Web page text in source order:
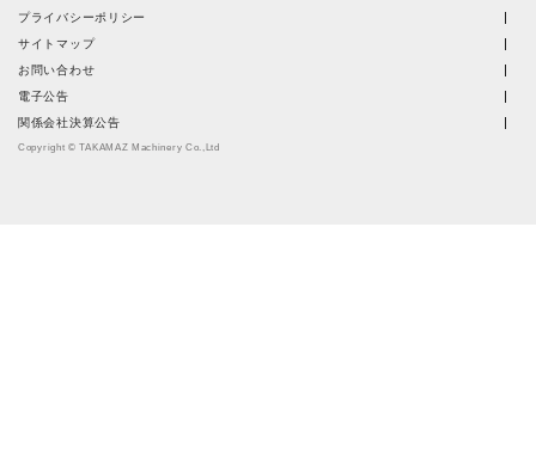
プライバシーポリシー
サイトマップ
お問い合わせ
電子公告
関係会社決算公告
Copyright © TAKAMAZ Machinery Co.,Ltd